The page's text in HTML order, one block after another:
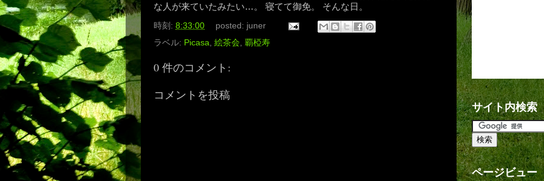
な人が来ていたみたい…。 寝てて御免。 そんな日。
時刻: 8:33:00 posted: juner
ラベル: Picasa, 絵茶会, 覇椏寿
0 件のコメント:
コメントを投稿
サイト内検索
ページビュー